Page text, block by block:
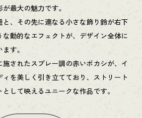
最大の魅力です。
、その先に連なる小さな飾り鈴が右下
動的なエフェクトが、デザイン全体に
す。
されたスプレー調の赤いボカシが、イ
ィを美しく引き立てており、ストリート
して映えるユニークな作品です。